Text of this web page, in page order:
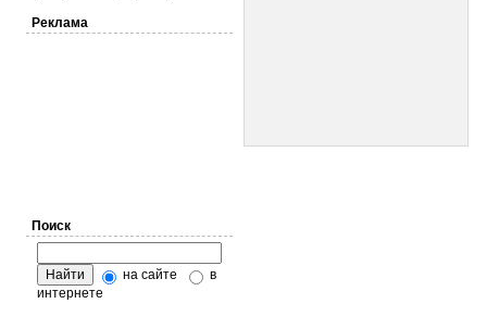
Реклама
Поиск
на сайте
в
интернете